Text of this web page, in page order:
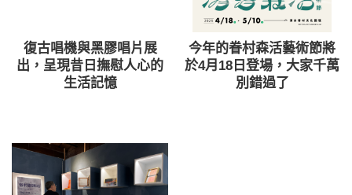
復古唱機與黑膠唱片展
出，呈現昔日撫慰人心的
生活記憶
今年的眷村森活藝術節將
於4月18日登場，大家千萬
別錯過了